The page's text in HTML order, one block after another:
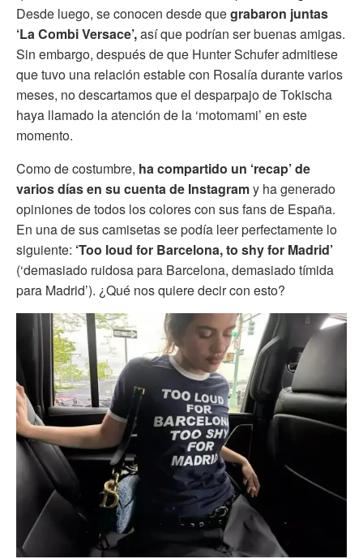
Desde luego, se conocen desde quegrabaron juntas
‘La Combi Versace’,así que podrían ser buenas amigas.
Sin embargo, después de que Hunter Schufer admitiese
que tuvo una relación estable con Rosalía durante varios
meses, no descartamos que el desparpajo de Tokischa
haya llamado la atención de la ‘motomami’ en este
momento.
Como de costumbre, ha compartido un ‘recap’ de
varios días en su cuenta de Instagramy ha generado
opiniones de todos los colores con sus fans de España.
En una de sus camisetas se podía leer perfectamente lo
siguiente: ‘Too loud for Barcelona, to shy for Madrid’
(‘demasiado ruidosa para Barcelona, demasiado tímida
para Madrid’). ¿Qué nos quiere decir con esto?